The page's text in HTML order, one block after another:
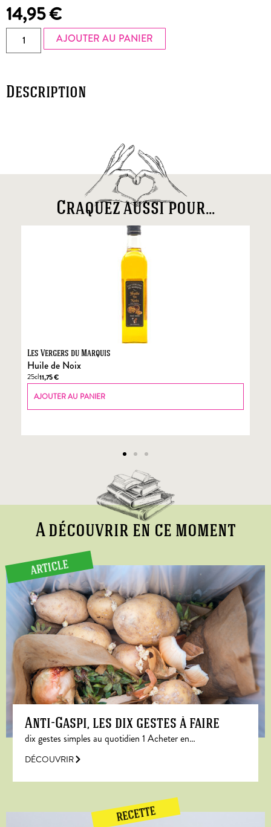
14,95€
AJOUTER AU PANIER
Description
Craquez aussi pour...
Les Vergers du Marquis
Huile de Noix
25cl11,75€
AJOUTER AU PANIER
A découvrir en ce moment
ARTICLE
Anti-Gaspi, les dix gestes à faire
dix gestes simples au quotidien 1 Acheter en…
DÉCOUVRIR
RECETTE